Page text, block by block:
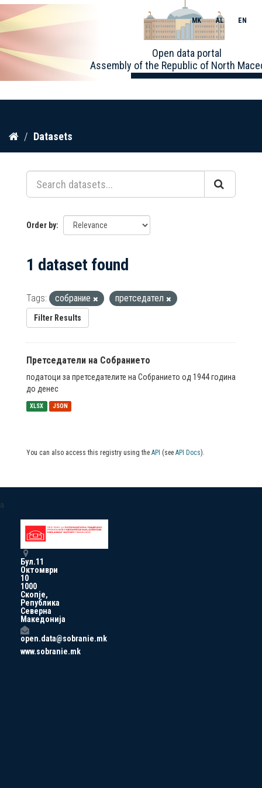
Skip
content
Open data portal
Assembly of the Republic of North
MK AL EN
Datasets
Order by
1 dataset found
Tags: собрание претседател
Filter Results
Претседатели на Собранието
податоци за претседателите на Собранието од 1944 година
до денес
XLSX JSON
You can also access this registry using the API (see API Docs).
a
Бул.11
Октомври
10
1000
Скопје,
Република
Северна
Македонија
open.data@sobranie.mk
www.sobranie.mk